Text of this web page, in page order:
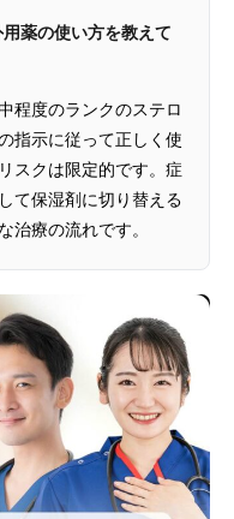
薬の使い方を教えて
程度のランクのステロ
指示に従って正しく使
スクは限定的です。症
て保湿剤に切り替える
治療の流れです。